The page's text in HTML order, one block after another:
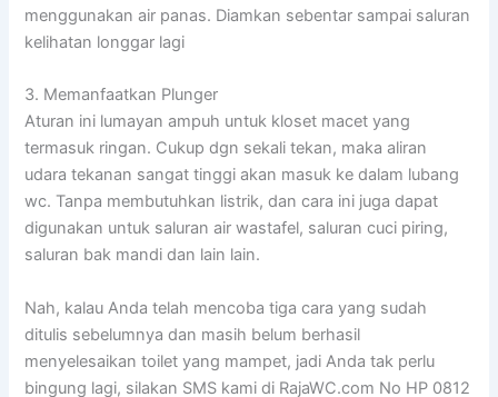
menggunakan air panas. Diamkan sebentar sampai saluran
kelihatan longgar lagi
3. Memanfaatkan Plunger
Aturan ini lumayan ampuh untuk kloset macet yang
termasuk ringan. Cukup dgn sekali tekan, maka aliran
udara tekanan sangat tinggi akan masuk ke dalam lubang
wc. Tanpa membutuhkan listrik, dan cara ini juga dapat
digunakan untuk saluran air wastafel, saluran cuci piring,
saluran bak mandi dan lain lain.
Nah, kalau Anda telah mencoba tiga cara yang sudah
ditulis sebelumnya dan masih belum berhasil
menyelesaikan toilet yang mampet, jadi Anda tak perlu
bingung lagi, silakan SMS kami di RajaWC.com No HP 0812